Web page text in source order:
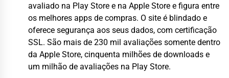
avaliado na Play Store e na Apple Store e figura entre
os melhores apps de compras. O site é blindado e
oferece segurança aos seus dados, com certificação
SSL. São mais de 230 mil avaliações somente dentro
da Apple Store, cinquenta milhões de downloads e
um milhão de avaliações na Play Store.